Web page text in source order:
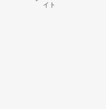
イト